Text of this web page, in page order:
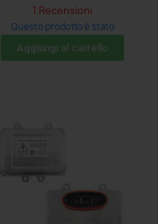
1 Recensioni
Questo prodotto è stato
acquistato: 5 volte
Aggiungi al carrello